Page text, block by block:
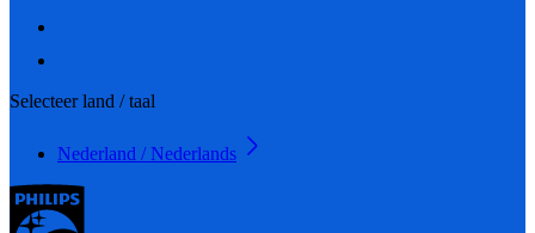
Selecteer land / taal
Nederland / Nederlands